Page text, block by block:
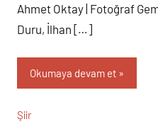
Ahmet Oktay | Fotoğraf
Duru, İlhan […]
Okumaya devam et
Şiir